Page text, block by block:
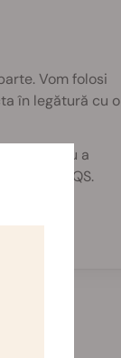
Vom folosi
în legătură cu o
jos pentru a
tău RQS.